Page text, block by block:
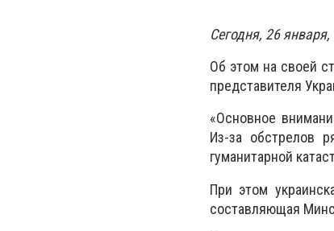
Сегодня, 26
Об этом на своей
представителя
«Основное
Из-за обстрелов
гуманитарной
При этом
составляющая